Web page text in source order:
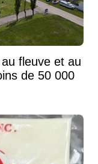
fleuve et au
de 50 000